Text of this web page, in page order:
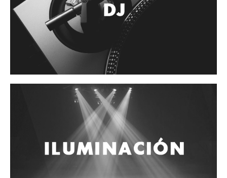
Guitarra Metal
Guitarra Nylon
Guitarra Electrica
Violin
Otros instrumentos de arco
Otros instrumentos de Cuerdas